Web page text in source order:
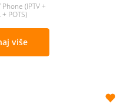
(IPTV +
+ POTS)
više